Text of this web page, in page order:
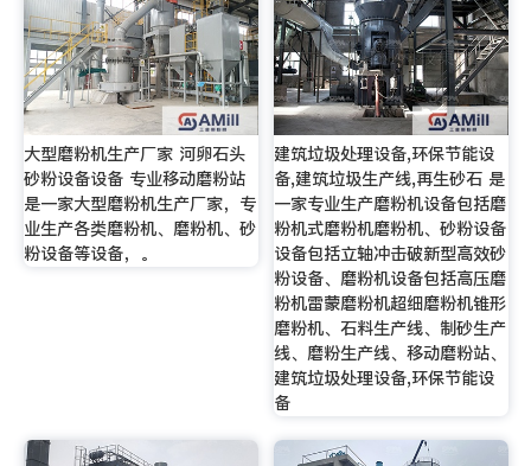
大型磨粉机生产厂家 河卵石头
砂粉设备设备 专业移动磨粉站
是一家大型磨粉机生产厂家，专
业生产各类磨粉机、磨粉机、砂
粉设备等设备，。
建筑垃圾处理设备,环保节能设
备,建筑垃圾生产线,再生砂石 是
一家专业生产磨粉机设备包括磨
粉机式磨粉机磨粉机、砂粉设备
设备包括立轴冲击破新型高效砂
粉设备、磨粉机设备包括高压磨
粉机雷蒙磨粉机超细磨粉机锥形
磨粉机、石料生产线、制砂生产
线、磨粉生产线、移动磨粉站、
建筑垃圾处理设备,环保节能设
备